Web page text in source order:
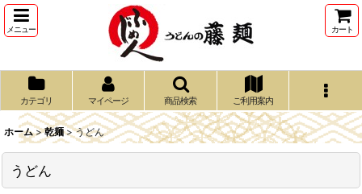
メニュー カート
カテゴリ マイページ 商品検索 ご利用案内
ホーム > 乾麺 > うどん
うどん